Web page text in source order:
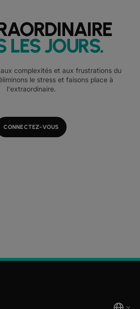
LES JOURS.
complexités et aux frustrations du
le stress et faisons place à
l'extraordinaire.
CONNECTEZ-VOUS